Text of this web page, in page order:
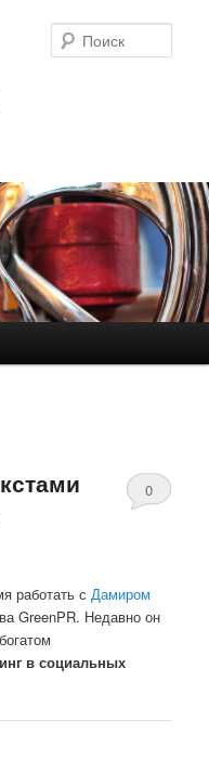
0
работать сДамиром
GreenPR. Недавно он
в социальных